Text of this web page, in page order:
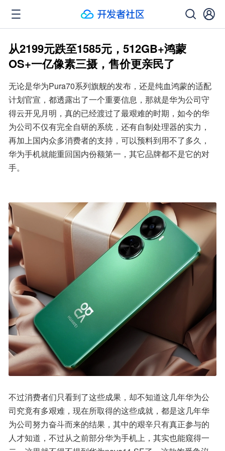
从2199元跌至1585元，512GB+鸿蒙
OS+一亿像素三摄，售价更亲民了
无论是华为Pura70系列旗舰的发布，还是纯血鸿蒙的适配
计划官宣，都透露出了一个重要信息，那就是华为公司守
得云开见月明，真的已经渡过了最艰难的时期，如今的华
为公司不仅有完全自研的系统，还有自制处理器的实力，
再加上国内众多消费者的支持，可以预料到用不了多久，
华为手机就能重回国内份额第一，其它品牌都不是它的对
手。
不过消费者们只看到了这些成果，却不知道这几年华为公
司究竟有多艰难，现在所取得的这些成就，都是这几年华
为公司努力奋斗而来的结果，其中的艰辛只有真正参与的
人才知道，不过从之前部分华为手机上，其实也能窥得一